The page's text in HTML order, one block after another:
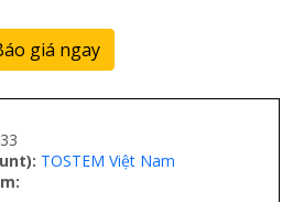
giá ngay
TOSTEM Việt Nam